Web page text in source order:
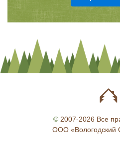
© 2007-2026 Все
ООО «Вологодский